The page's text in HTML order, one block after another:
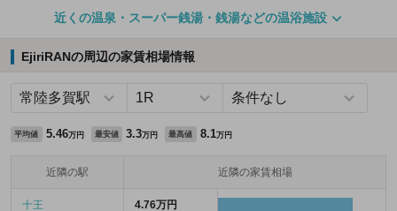
近くの温泉・スーパー銭湯・銭湯などの温浴施設
EjiriRANの周辺の家賃相場情報
平均値 5.46万円 最安値 3.3万円 最高値 8.1万円
近隣の駅 近隣の家賃相場
十王 4.76万円